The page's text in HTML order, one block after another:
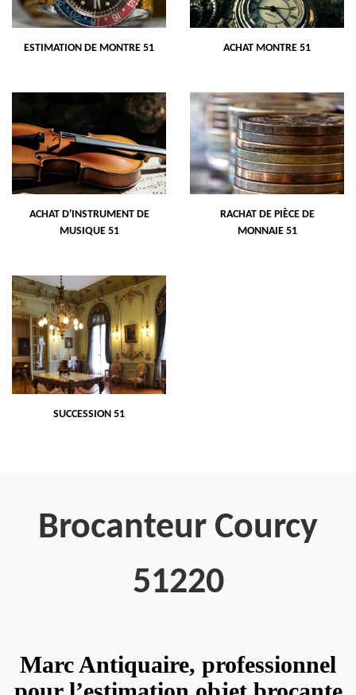
ESTIMATION DE MONTRE 51 ACHAT MONTRE 51
ACHAT D'INSTRUMENT DE
MUSIQUE 51
RACHAT DE PIÈCE DE
MONNAIE 51
SUCCESSION 51
Brocanteur Courcy
51220
Marc Antiquaire, professionnel